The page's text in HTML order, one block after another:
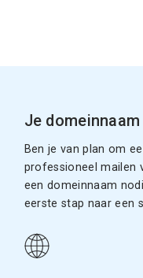
Je
Ben je van plan om
professioneel mailen
een domeinnaam
eerste stap naar een